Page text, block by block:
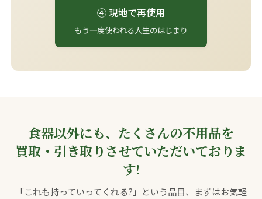
④ 現地で再使用
もう一度使われる人生のはじまり
食器以外にも、たくさんの不用品を
買取・引き取りさせていただいておりま
す!
「これも持っていってくれる?」という品目、まずはお気軽